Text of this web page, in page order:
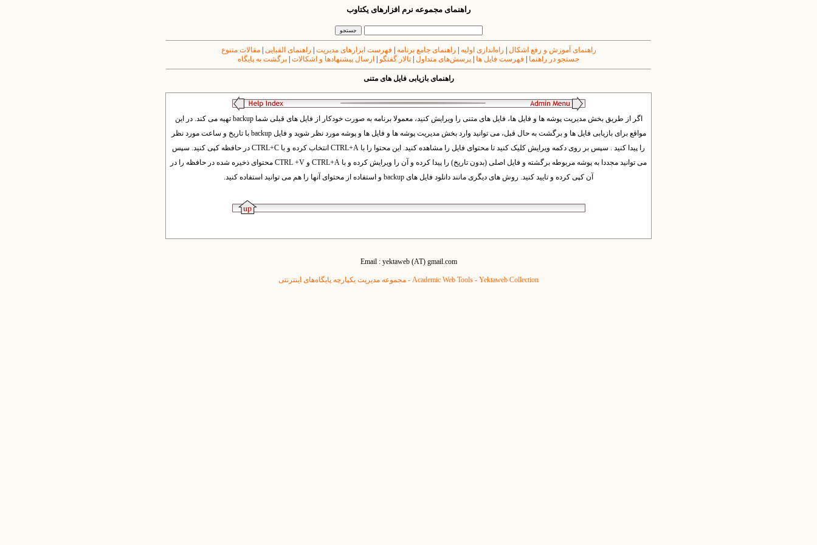
راهنمای مجموعه نرم افزارهای یکتاوب
راهنمای آموزش و رفع اشکال راه‌اندازی اولیه راهنمای جامع برنامه فهرست ابزارهای مدیریت راهنمای الفبایی |مقالات متنوع
جستجو در راهنما
فهرست فایل ها پرسش‌های متداول تالار گفتگو ارسال پیشنهادها و اشکالات برگشت به پایگاه
راهنمای بازیابی فایل های متنی
اگر از طریق بخش مدیریت پوشه ها و فایل ها، فایل های متنی را ویرایش کنید، معمولا برنامه به صورت خودکار از فایل های قبلی شما backup تهیه می کند. در این
مواقع برای بازیابی فایل ها و برگشت به حال قبل، می توانید وارد بخش مدیریت پوشه ها و فایل ها و پوشه مورد نظر شوید و فایل backup با تاریخ و ساعت مورد نظر
را پیدا کنید . سپس بر روی دکمه ویرایش کلیک کنید تا محتوای فایل را مشاهده کنید. این محتوا را با CTRL+A انتخاب کرده و با CTRL+C در حافظه کپی کنید. سپس
می توانید مجددا به پوشه مربوطه برگشته و فایل اصلی (بدون تاریخ) را پیدا کرده و آن را ویرایش کرده و با CTRL+A و CTRL +V محتوای ذخیره شده در حافظه را در
آن کپی کرده و تایید کنید. روش های دیگری مانند دانلود فایل های backup و استفاده از محتوای آنها را هم می توانید استفاده کنید.
Email : yektaweb (AT) gmail.com
Academic Web Tools - Yektaweb Collection - مجموعه مدیریت یکپارچه پایگاه‌های اینترنتی